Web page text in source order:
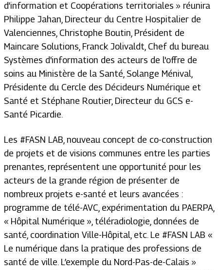
d’information et Coopérations territoriales » réunira
Philippe Jahan, Directeur du Centre Hospitalier de
Valenciennes, Christophe Boutin, Président de
Maincare Solutions, Franck Jolivaldt, Chef du bureau
Systèmes d'information des acteurs de l'offre de
soins au Ministère de la Santé, Solange Ménival,
Présidente du Cercle des Décideurs Numérique et
Santé et Stéphane Routier, Directeur du GCS e-
Santé Picardie.
Les #FASN LAB, nouveau concept de co-construction
de projets et de visions communes entre les parties
prenantes, représentent une opportunité pour les
acteurs de la grande région de présenter de
nombreux projets e-santé et leurs avancées :
programme de télé-AVC, expérimentation du PAERPA,
« Hôpital Numérique », téléradiologie, données de
santé, coordination Ville-Hôpital, etc. Le #FASN LAB «
Le numérique dans la pratique des professions de
santé de ville. L’exemple du Nord-Pas-de-Calais »